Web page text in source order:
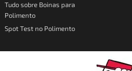
Tudo sobre Boinas para
Polimento
Spot Test no Polimento